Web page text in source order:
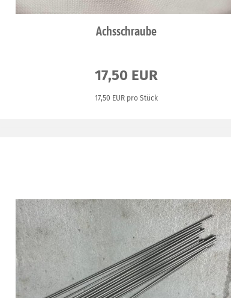
Achsschraube
17,50 EUR
17,50 EUR pro Stück